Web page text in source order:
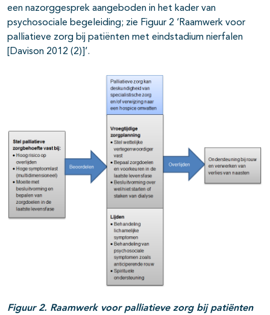
een nazorggesprek aangeboden in het kader van
psychosociale begeleiding; zie Figuur 2 ‘Raamwerk voor
palliatieve zorg bij patiënten met eindstadium nierfalen
[Davison 2012 (2)]’.
Figuur 2. Raamwerk voor palliatieve zorg bij patiënten